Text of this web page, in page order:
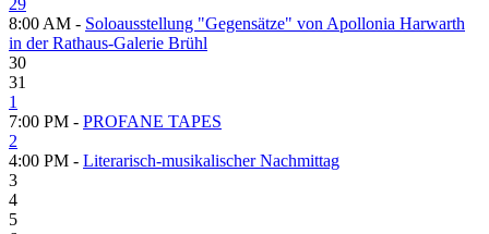
8:00 AM - Soloausstellung "Gegensätze" von Apollonia Harwarth
in der Rathaus-Galerie Brühl
30
31
1
7:00 PM - PROFANE TAPES
2
4:00 PM - Literarisch-musikalischer Nachmittag
3
4
5